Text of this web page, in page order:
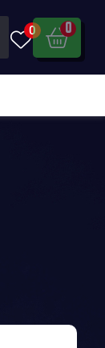
0 0